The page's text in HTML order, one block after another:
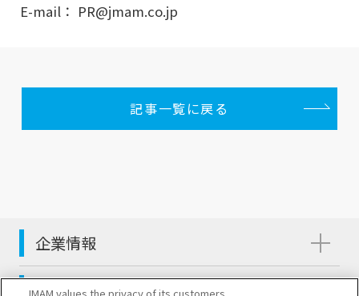
E-mail： PR@jmam.co.jp
記事一覧に戻る
企業情報
サステナビリティ